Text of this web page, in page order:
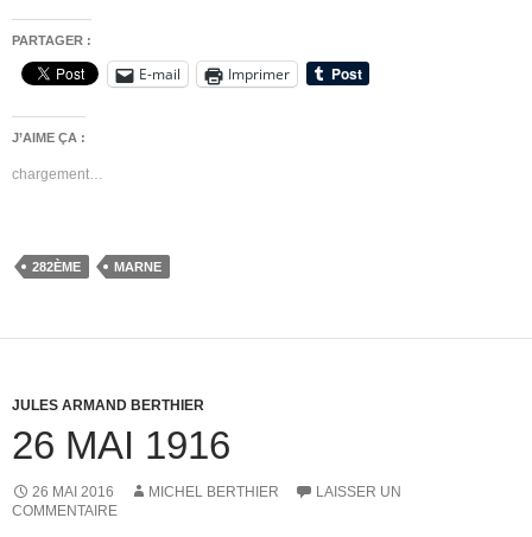
PARTAGER :
E-mail Imprimer
J’AIME ÇA :
chargement…
282ÈME MARNE
JULES ARMAND BERTHIER
26 MAI 1916
26 MAI 2016 MICHEL BERTHIER
LAISSER UN
COMMENTAIRE